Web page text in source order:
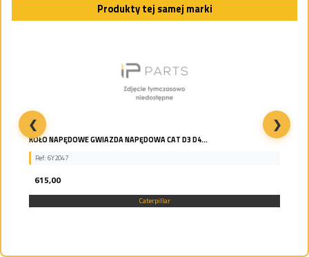
Produkty tej samej marki
KOŁO NAPĘDOWE GWIAZDA NAPĘDOWA CAT D3 D4...
Ref: 6Y2047
615,00
Caterpillar
❮ ❯